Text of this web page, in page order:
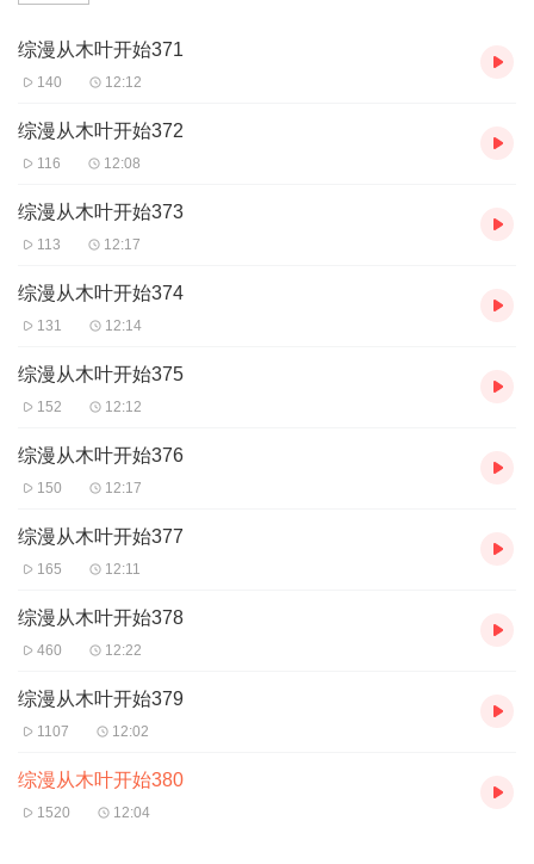
综漫从木叶开始371
140 12:12
综漫从木叶开始372
116 12:08
综漫从木叶开始373
113 12:17
综漫从木叶开始374
131 12:14
综漫从木叶开始375
152 12:12
综漫从木叶开始376
150 12:17
综漫从木叶开始377
165 12:11
综漫从木叶开始378
460 12:22
综漫从木叶开始379
1107 12:02
综漫从木叶开始380
1520 12:04